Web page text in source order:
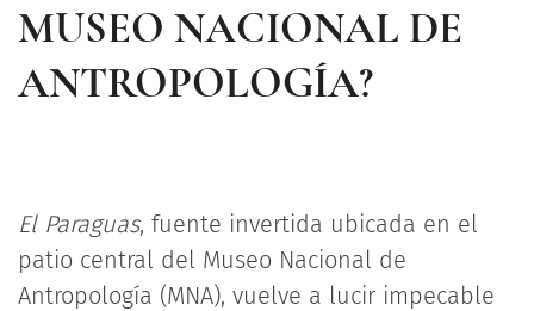
MUSEO NACIONAL DE
ANTROPOLOGÍA?
El Paraguas, fuente invertida ubicada en el
patio central del Museo Nacional de
Antropología (MNA), vuelve a lucir impecable